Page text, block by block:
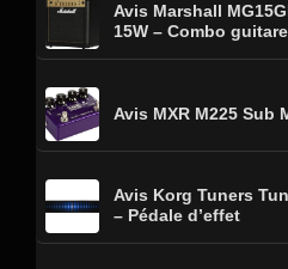
Avis Marshall
15W – Combo
Avis MXR M225 Sub
Avis Korg Tuners
– Pédale d’effet